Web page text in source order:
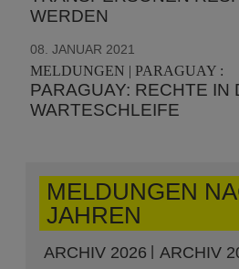
WERDEN
08. JANUAR 2021
MELDUNGEN | PARAGUAY :
PARAGUAY: RECHTE IN
WARTESCHLEIFE
MELDUNGEN
JAHREN
ARCHIV 2026
ARCHIV